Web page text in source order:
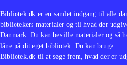
Bibliotek.dk er en samlet indgang til alle
bibliotekers materialer og til hvad der
Danmark. Du kan bestille materialer og så
låne på dit eget bibliotek. Du kan bruge
Bibliotek.dk til at søge frem, hvad der er